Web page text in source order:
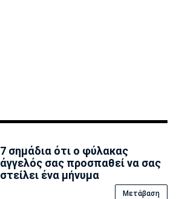
7 σημάδια ότι ο φύλακας
άγγελός σας προσπαθεί να σας
στείλει ένα μήνυμα
Μετάβαση